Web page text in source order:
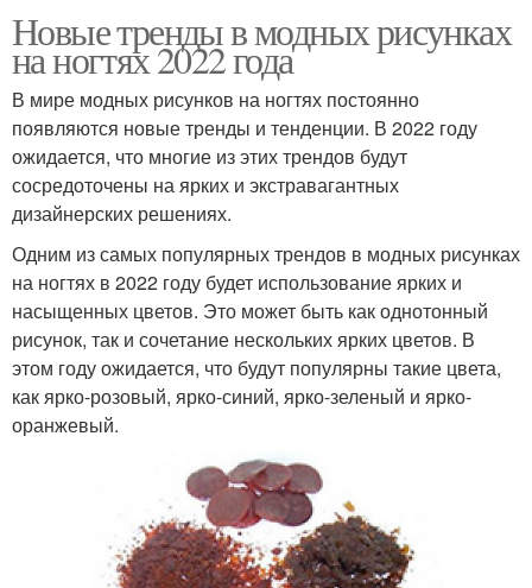
Новые тренды в модных рисунках
на ногтях 2022 года
В мире модных рисунков на ногтях постоянно
появляются новые тренды и тенденции. В 2022 году
ожидается, что многие из этих трендов будут
сосредоточены на ярких и экстравагантных
дизайнерских решениях.
Одним из самых популярных трендов в модных рисунках
на ногтях в 2022 году будет использование ярких и
насыщенных цветов. Это может быть как однотонный
рисунок, так и сочетание нескольких ярких цветов. В
этом году ожидается, что будут популярны такие цвета,
как ярко-розовый, ярко-синий, ярко-зеленый и ярко-
оранжевый.